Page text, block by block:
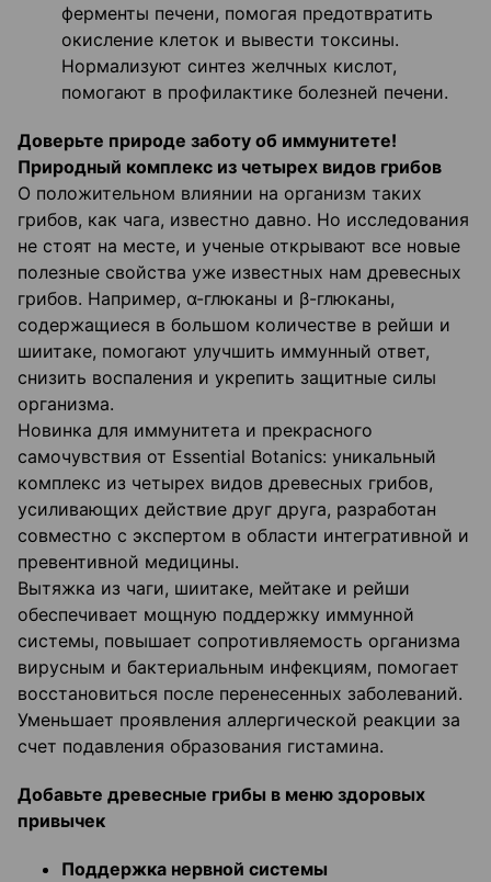
ферменты печени, помогая предотвратить
окисление клеток и вывести токсины.
Нормализуют синтез желчных кислот,
помогают в профилактике болезней печени.
Доверьте природе заботу об иммунитете!
Природный комплекс из четырех видов грибов
О положительном влиянии на организм таких
грибов, как чага, известно давно. Но исследования
не стоят на месте, и ученые открывают все новые
полезные свойства уже известных нам древесных
грибов. Например, α-глюканы и β-глюканы,
содержащиеся в большом количестве в рейши и
шиитаке, помогают улучшить иммунный ответ,
снизить воспаления и укрепить защитные силы
организма.
Новинка для иммунитета и прекрасного
самочувствия от Essential Botanics: уникальный
комплекс из четырех видов древесных грибов,
усиливающих действие друг друга, разработан
совместно с экспертом в области интегративной и
превентивной медицины.
Вытяжка из чаги, шиитаке, мейтаке и рейши
обеспечивает мощную поддержку иммунной
системы, повышает сопротивляемость организма
вирусным и бактериальным инфекциям, помогает
восстановиться после перенесенных заболеваний.
Уменьшает проявления аллергической реакции за
счет подавления образования гистамина.
Добавьте древесные грибы в меню здоровых
привычек
Поддержка нервной системы